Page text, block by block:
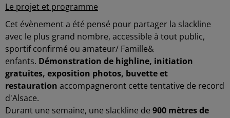
Le projet et programme
Cet évènement a été pensé pour partager la slackline
avec le plus grand nombre, accessible à tout public,
sportif confirmé ou amateur/ Famille&
enfants. Démonstration de highline, initiation
gratuites, exposition photos, buvette et
restauration accompagneront cette tentative de record
d'Alsace.
Durant une semaine, une slackline de 900 mètres de